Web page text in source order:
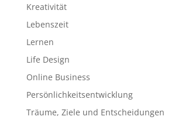
Kreativität
Lebenszeit
Lernen
Life Design
Online Business
Persönlichkeitsentwicklung
Träume, Ziele und Entscheidungen